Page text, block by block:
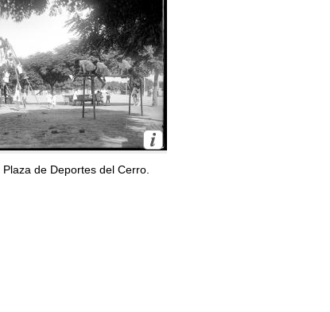
Plaza de Deportes del Cerro.